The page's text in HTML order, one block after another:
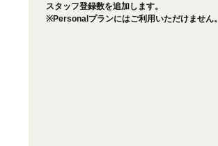
スタッフ登録数を追加します。
※Personalプランにはご利用いただけません。